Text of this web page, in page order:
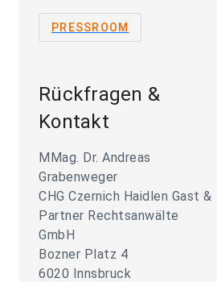
PRESSROOM
Rückfragen &
Kontakt
MMag. Dr. Andreas
Grabenweger
CHG Czernich Haidlen Gast &
Partner Rechtsanwälte
GmbH
Bozner Platz 4
6020 Innsbruck